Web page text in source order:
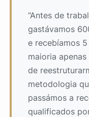
“Antes de
gastávamos
e recebíamos
maioria
de
metodologia
passámos a
qualificados